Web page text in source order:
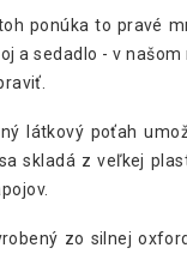
ponúka to pravé
a sedadlo - v
látkový poťah
skladá z veľkej
zo silnej